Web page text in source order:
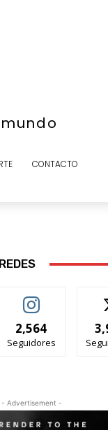
CONTACTO
2,564
Seguidores
- Advertisement -